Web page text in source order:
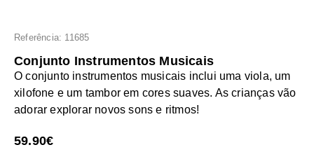
Referência: 11685
Conjunto Instrumentos Musicais
O conjunto instrumentos musicais inclui uma viola, um
xilofone e um tambor em cores suaves. As crianças vão
adorar explorar novos sons e ritmos!
59.90€